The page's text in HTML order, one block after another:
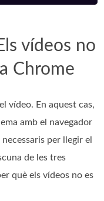
vídeos no
Chrome
vídeo. En aquest cas,
amb el navegador
per llegir el
de les tres
què els vídeos no es